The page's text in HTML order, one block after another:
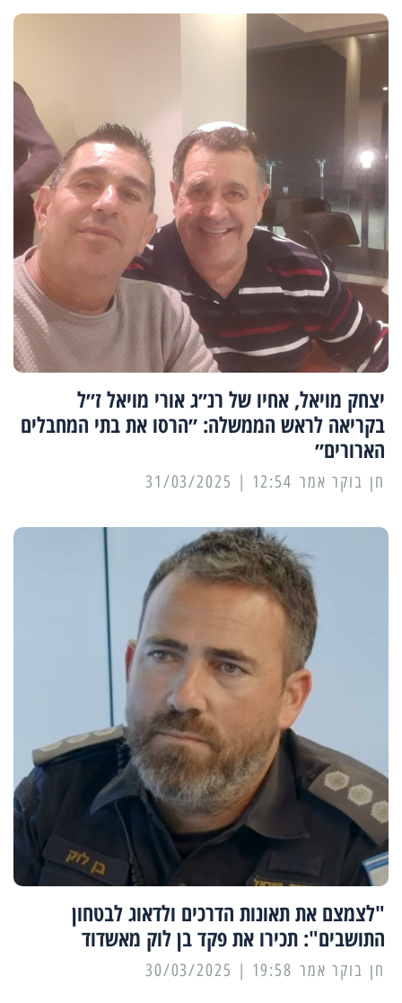
יצחק מויאל, אחיו של רנ״ג אורי מויאל ז״ל
בקריאה לראש הממשלה: ״הרסו את בתי המחבלים
הארורים״
12:54 | 31/03/2025
"לצמצם את תאונות הדרכים ולדאוג לבטחון
התושבים": תכירו את פקד בן לוק מאשדוד
19:58 | 30/03/2025